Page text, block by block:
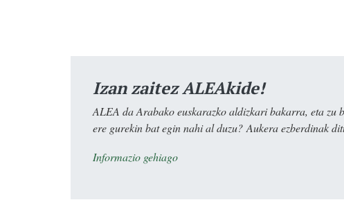
Izan zaitez ALEAkide!
ALEA da Arabako euskarazko aldizkari bakarra, eta zu
ere gurekin bat egin nahi al duzu? Aukera ezberdinak
Informazio gehiago